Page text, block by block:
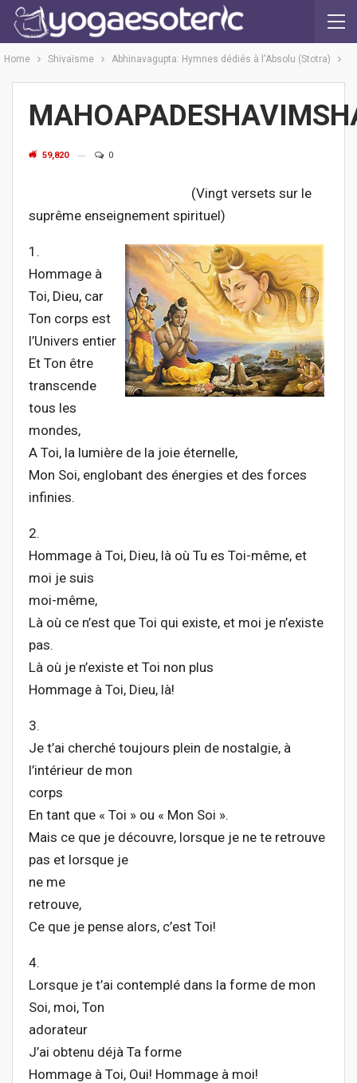
Home Shivaïsme Abhinavagupta: Hymnes dédiés à l'Absolu (Stotra)
59,820 0
(Vingt versets sur le
suprême enseignement spirituel)
1.
Hommage à
Toi, Dieu, car
Ton corps est
l’Univers entier
Et Ton être
transcende
tous les
mondes,
A Toi, la lumière de la joie éternelle,
Mon Soi, englobant des énergies et des forces
infinies.
2.
Hommage à Toi, Dieu, là où Tu es Toi-même, et
moi je suis
moi-même,
Là où ce n’est que Toi qui existe, et moi je n’existe
pas.
Là où je n’existe et Toi non plus
Hommage à Toi, Dieu, là!
3.
Je t’ai cherché toujours plein de nostalgie, à
l’intérieur de mon
corps
En tant que « Toi » ou « Mon Soi ».
Mais ce que je découvre, lorsque je ne te retrouve
pas et lorsque je
ne me
retrouve,
Ce que je pense alors, c’est Toi!
4.
Lorsque je t’ai contemplé dans la forme de mon
Soi, moi, Ton
adorateur
J’ai obtenu déjà Ta forme ­
Hommage à Toi, Oui! Hommage à moi!